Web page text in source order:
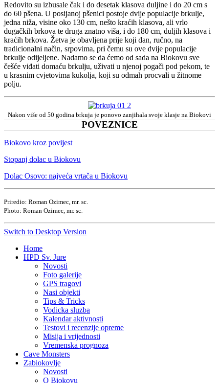
Redovito su izbusale čak i do desetak klasova duljine i do 20 cm s
do 60 pšena. U posijanoj pšenici postoje dvije populacije brkulje,
jedna niža, visine oko 130 cm, nešto kraćih klasova, ali vrlo
dugačkih brkova te druga znatno viša, i do 180 cm, duljih klasova i
kraćih brkova. Žetva je obavljena prije koji dan, ručno, na
tradicionalni način, srpovima, pri čemu su ove dvije populacije
brkulje odijeljene. Nadamo se da ćemo od sada na Biokovu sve
češće viđati domaću brkulju, uživati u njenoj pogači pod pekom, te
u krasnim cvjetovima kukolja, koji su odmah procvali u žitnome
polju.
Nakon više od 50 godina brkuja je ponovo zanjihala svoje klasje na Biokovi
POVEZNICE
Biokovo kroz povijest
Stopanj dolac u Biokovu
Dolac Osovo: najveća vrtača u Biokovu
Priredio: Roman Ozimec, mr. sc.
Photo: Roman Ozimec, mr. sc.
Switch to Desktop Version
Home
HPD Sv. Jure
Novosti
Foto galerije
GPS tragovi
Nasi objekti
Tips & Tricks
Vodicka sluzba
Kalendar aktivnosti
Testovi i recenzije opreme
Misija i vrijednosti
Vremenska prognoza
Cave Monsters
Zabiokovlje
Novosti
O Biokovu